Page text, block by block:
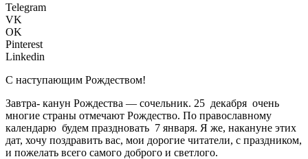
Telegram
VK
OK
Pinterest
Linkedin
С наступающим Рождеством!
Завтра- канун Рождества — сочельник. 25 декабря очень
многие страны отмечают Рождество. По православному
календарю будем праздновать 7 января. Я же, накануне этих
дат, хочу поздравить вас, мои дорогие читатели, с праздником,
и пожелать всего самого доброго и светлого.